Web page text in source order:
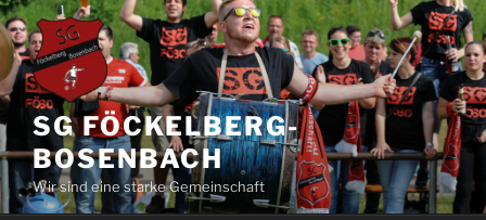
Zum
Inhalt
springen
SG FÖCKELBERG-
BOSENBACH
Wir sind eine starke Gemeinschaft